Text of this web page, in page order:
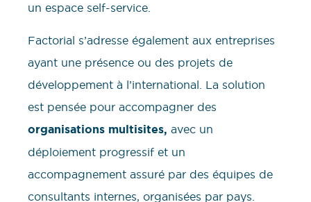
un espace self-service.
Factorial s’adresse également aux entreprises
ayant une présence ou des projets de
développement à l’international. La solution
est pensée pour accompagner des
organisations multisites, avec un
déploiement progressif et un
accompagnement assuré par des équipes de
consultants internes, organisées par pays.